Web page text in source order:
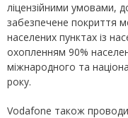
ліцензійними умовами,
забезпечене покриття
населених пунктах із
охопленням 90%
міжнародного та
року.
Vodafone також